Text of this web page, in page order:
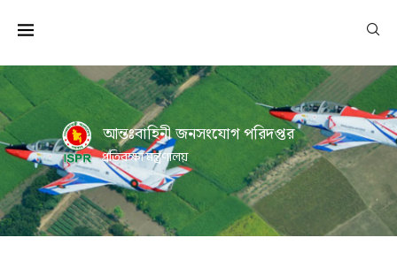
আন্তঃবাহিনী জনসংযোগ পরিদপ্তর
প্রতিরক্ষা মন্ত্রণালয়